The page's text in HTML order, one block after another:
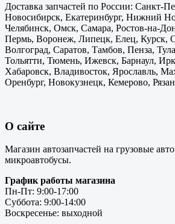
Доставка запчастей по России: Санкт-
Новосибирск, Екатеринбург, Нижний
Челябинск, Омск, Самара, Ростов-на-
Пермь, Воронеж, Липецк, Елец, Курск,
Волгоград, Саратов, Тамбов, Пенза,
Тольятти, Тюмень, Ижевск, Барнаул,
Хабаровск, Владивосток, Ярославль,
Оренбург, Новокузнецк, Кемерово,
О сайте
Магазин автозапчастей на грузовые
микроавтобусы.
График работы магазина
Пн-Пт: 9:00-17:00
Суббота: 9:00-14:00
Воскресенье: выходной